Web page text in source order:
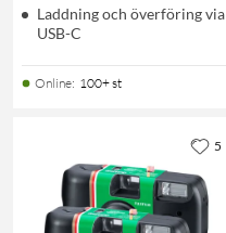
Laddning och överföring via
USB-C
Online: 100+ st
5